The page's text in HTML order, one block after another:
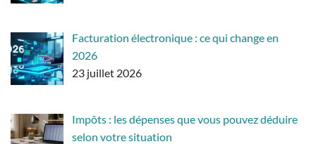
Facturation électronique : ce qui change en
2026
23 juillet 2026
Impôts : les dépenses que vous pouvez déduire
selon votre situation